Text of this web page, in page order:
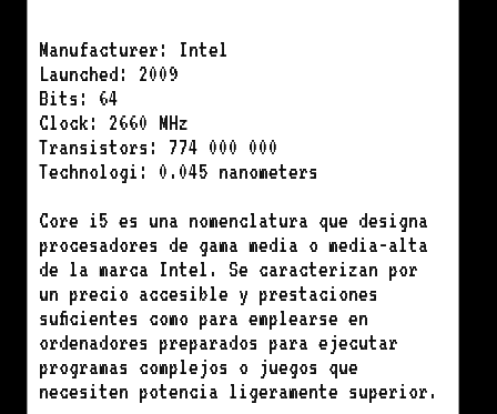
Manufacturer: Intel
Launched: 2009
Bits: 64
Clock: 2660 MHz
Transistors: 774 000 000
Technologi: 0.045 nanometers
Core i5 es una nomenclatura que designa
procesadores de gama media o media-alta
de la marca Intel. Se caracterizan por
un precio accesible y prestaciones
suficientes como para emplearse en
ordenadores preparados para ejecutar
programas complejos o juegos que
necesiten potencia ligeramente superior.